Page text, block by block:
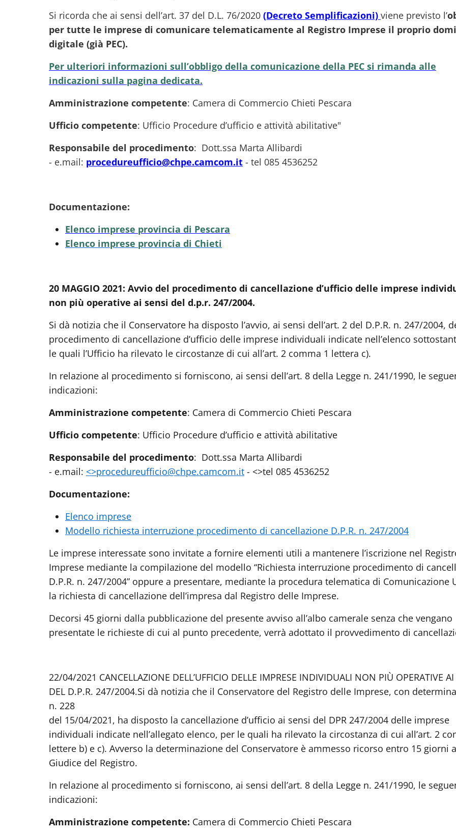
Si ricorda che ai sensi dell’art. 37 del D.L. 76/2020 (Decreto Semplificazioni) viene previsto l’
per tutte le imprese di comunicare telematicamente al Registro Imprese il proprio
digitale (già PEC).
Per ulteriori informazioni sull’obbligo della comunicazione della PEC si rimanda alle
indicazioni sulla pagina dedicata.
Amministrazione competente: Camera di Commercio Chieti Pescara
Ufficio competente: Ufficio Procedure d’ufficio e attività abilitative"
Responsabile del procedimento: Dott.ssa Marta Allibardi
- e.mail: procedureufficio@chpe.camcom.it - tel 085 4536252
Documentazione:
Elenco imprese provincia di Pescara
Elenco imprese provincia di Chieti
20 MAGGIO 2021: Avvio del procedimento di cancellazione d’ufficio delle imprese
non più operative ai sensi del d.p.r. 247/2004.
Si dà notizia che il Conservatore ha disposto l’avvio, ai sensi dell’art. 2 del D.P.R. n. 247/2004,
procedimento di cancellazione d’ufficio delle imprese individuali indicate nell’elenco
le quali l’Ufficio ha rilevato le circostanze di cui all’art. 2 comma 1 lettera c).
In relazione al procedimento si forniscono, ai sensi dell’art. 8 della Legge n. 241/1990, le
indicazioni:
Amministrazione competente: Camera di Commercio Chieti Pescara
Ufficio competente: Ufficio Procedure d’ufficio e attività abilitative
Responsabile del procedimento: Dott.ssa Marta Allibardi
- e.mail: <>procedureufficio@chpe.camcom.it - <>tel 085 4536252
Documentazione:
Elenco imprese
Modello richiesta interruzione procedimento di cancellazione D.P.R. n. 247/2004
Le imprese interessate sono invitate a fornire elementi utili a mantenere l’iscrizione nel
Imprese mediante la compilazione del modello “Richiesta interruzione procedimento di
D.P.R. n. 247/2004” oppure a presentare, mediante la procedura telematica di Comunicazione
la richiesta di cancellazione dell’impresa dal Registro delle Imprese.
Decorsi 45 giorni dalla pubblicazione del presente avviso all’albo camerale senza che vengano
presentate le richieste di cui al punto precedente, verrà adottato il provvedimento di
22/04/2021 CANCELLAZIONE DELL’UFFICIO DELLE IMPRESE INDIVIDUALI NON PIÙ OPERATIVE AI
DEL D.P.R. 247/2004.Si dà notizia che il Conservatore del Registro delle Imprese, con
n. 228
del 15/04/2021, ha disposto la cancellazione d’ufficio ai sensi del DPR 247/2004 delle imprese
individuali indicate nell’allegato elenco, per le quali ha rilevato la circostanza di cui all’art. 2
lettere b) e c). Avverso la determinazione del Conservatore è ammesso ricorso entro 15 giorni
Giudice del Registro.
In relazione al procedimento si forniscono, ai sensi dell’art. 8 della Legge n. 241/1990, le
indicazioni:
Amministrazione competente: Camera di Commercio Chieti Pescara